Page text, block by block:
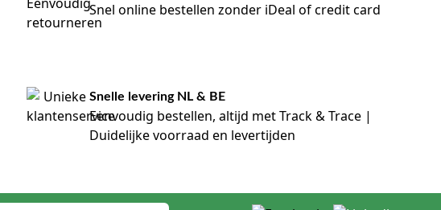
Snel online bestellen zonder iDeal of credit card
Snelle levering NL & BE
Eenvoudig bestellen, altijd met Track & Trace |
Duidelijke voorraad en levertijden